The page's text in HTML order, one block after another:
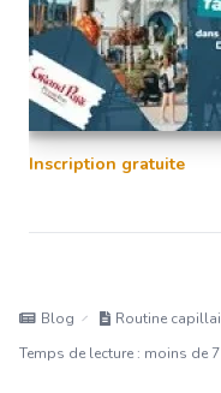
Blog
Routine
Temps de lecture : moins de
Inscription gratuite